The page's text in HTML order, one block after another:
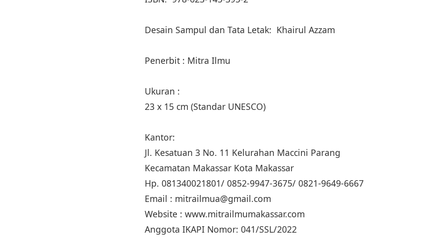
Desain Sampul dan Tata Letak: Khairul Azzam
Penerbit : Mitra Ilmu
Ukuran :
23 x 15 cm (Standar UNESCO)
Kantor:
Jl. Kesatuan 3 No. 11 Kelurahan Maccini Parang
Kecamatan Makassar Kota Makassar
Hp. 081340021801/ 0852-9947-3675/ 0821-9649-6667
Email : mitrailmua@gmail.com
Website : www.mitrailmumakassar.com
Anggota IKAPI Nomor: 041/SSL/2022